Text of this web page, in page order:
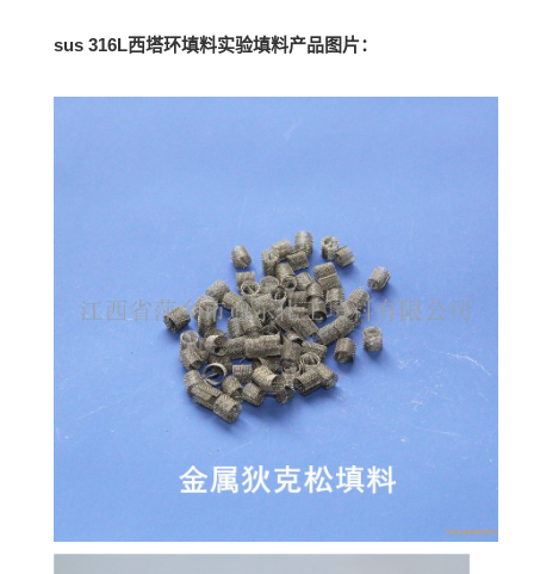
sus 316L西塔环填料实验填料产品图片：